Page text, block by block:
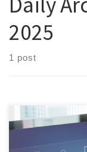
2025
1 post
5 Document